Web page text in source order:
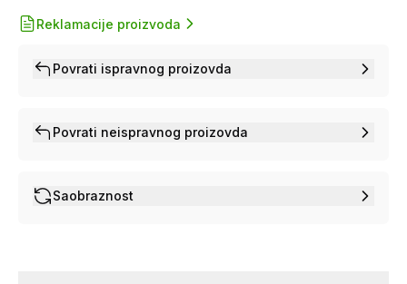
Reklamacije proizvoda
Povrati ispravnog proizovda
Povrati neispravnog proizovda
Saobraznost